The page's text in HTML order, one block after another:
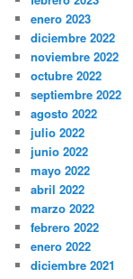
enero 2023
diciembre 2022
noviembre 2022
octubre 2022
septiembre 2022
agosto 2022
julio 2022
junio 2022
mayo 2022
abril 2022
marzo 2022
febrero 2022
enero 2022
diciembre 2021